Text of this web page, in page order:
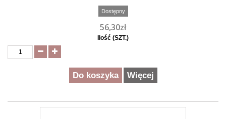
Dostępny
56,30zł
Ilość (SZT.)
Do koszyka Więcej